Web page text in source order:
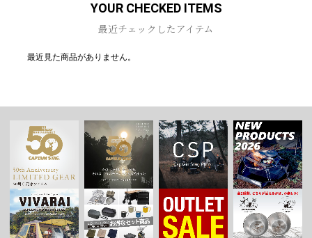
YOUR CHECKED ITEMS
最近チェックしたアイテム
最近見た商品がありません。